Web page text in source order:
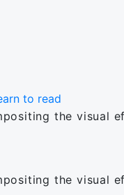
to read
the visual
the visual